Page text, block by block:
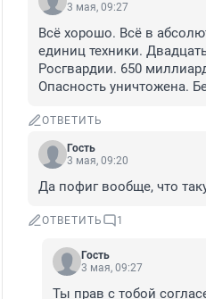
3 мая, 09:27
Всё хорошо. Всё в
единиц техники.
Росгвардии. 650
Опасность уничтожена.
ОТВЕТИТЬ
Гость
3 мая, 09:20
Да пофиг вообще, что
ОТВЕТИТЬ 1
Гость
3 мая, 09:27
Ты прав с тобой